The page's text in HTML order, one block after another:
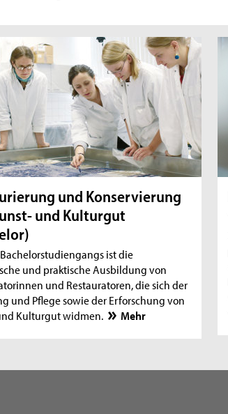
und Konservierung
und Kulturgut
ist die
und praktische Ausbildung von
und Restauratoren, die sich der
und Pflege sowie der Erforschung von
Kulturgut widmen.
Mehr